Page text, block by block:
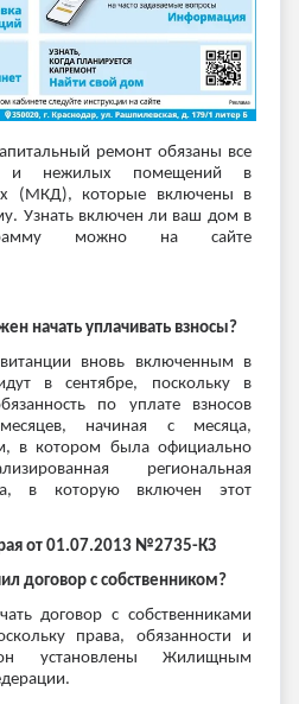
ремонт обязаны все
и нежилых помещений в
(МКД), которые включены в
Узнать включен ли ваш дом в
можно на сайте
начать уплачивать взносы?
вновь включенным в
в сентябре, поскольку в
по уплате взносов
начиная с месяца,
в котором была официально
региональная
в которую включен этот
от 01.07.2013 №2735-КЗ
договор с собственником?
договор с собственниками
права, обязанности и
установлены Жилищным